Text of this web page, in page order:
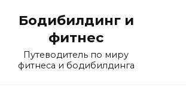
Бодибилдинг и
фитнес
Путеводитель по миру
фитнеса и бодибилдинга